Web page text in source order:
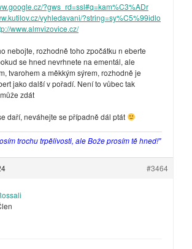
?gws_rd=ssl#q=kam%C3%ADr
vyhledavani/?string=sy%C5%99idlo
www.almvizovice.cz/
nebojte, rozhodně toho zpočátku n eberte
se hned nevrhnete na ementál, ale
tvarohem a měkkým sýrem, rozhodně je
jako další v pořadí. Není to vůbec tak
zdát
daří, neváhejte se případně dál ptát
trochu trpělivosti, ale Bože prosím tě hned!"
#3464